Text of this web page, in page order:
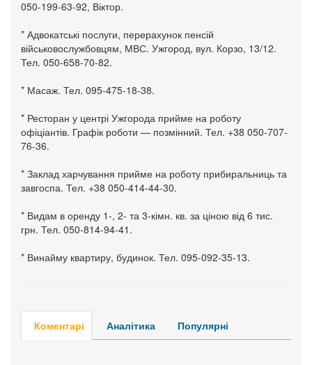
050-199-63-92, Віктор.
* Адвокатські послуги, перерахунок пенсій
військовослужбовцям, МВС. Ужгород, вул. Корзо, 13/12.
Тел. 050-658-70-82.
* Масаж. Тел. 095-475-18-38.
* Ресторан у центрі Ужгорода прийме на роботу
офіціантів. Графік роботи — позмінний. Тел. +38 050-707-
76-36.
* Заклад харчування прийме на роботу прибиральниць та
завгоспа. Тел. +38 050-414-44-30.
* Видам в оренду 1-, 2- та 3-кімн. кв. за ціною від 6 тис.
грн. Тел. 050-814-94-41.
* Винайму квартиру, будинок. Тел. 095-092-35-13.
Коментарі Аналітика Популярні